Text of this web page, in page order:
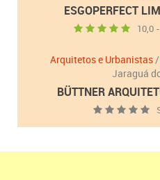
ESGOPERFECT
10,0
Arquitetos e Urbanistas/
Jaraguá
BÜTTNER